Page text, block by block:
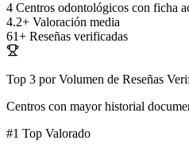
4 Centros odontológicos con ficha
4.2+ Valoración media
61+ Reseñas verificadas
Top 3 por Volumen de Reseñas
Centros con mayor historial
#1 Top Valorado